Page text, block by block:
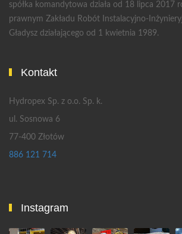
spółka komandytowa działa od 18 lipca 2017
prawnym Zakładu Robót Instalacyjno-
Gładysz działającego od 1 kwietnia 1989.
Kontakt
Hydropex Sp. z o.o. Sp. k.
ul. Sosnowa 6
77-400 Złotów
886 121 714
Instagram